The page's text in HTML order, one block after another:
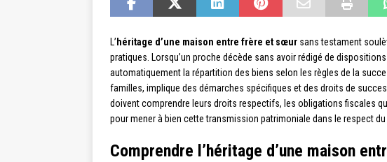
L’ héritage d’une maison entre frère et sœur sans testament
pratiques. Lorsqu’un proche décède sans avoir rédigé de
automatiquement la répartition des biens selon les règles de la
familles, implique des démarches spécifiques et des droits de
doivent comprendre leurs droits respectifs, les obligations fiscales
pour mener à bien cette transmission patrimoniale dans le respect du
Comprendre l’héritage d’une maison